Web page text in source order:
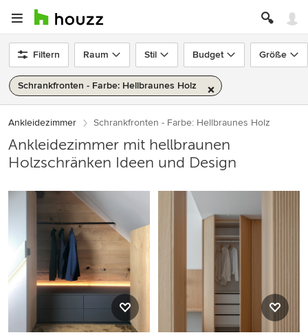
Filtern Raum Stil Budget Größe
Schrankfronten - Farbe: Hellbraunes Holz
Ankleidezimmer Schrankfronten - Farbe: Hellbraunes Holz
Ankleidezimmer mit hellbraunen
Holzschränken Ideen und Design